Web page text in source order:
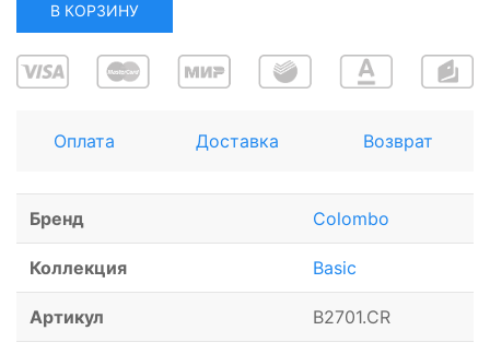
В КОРЗИНУ
Оплата Доставка Возврат
Бренд Colombo
Коллекция Basic
Артикул B2701.CR